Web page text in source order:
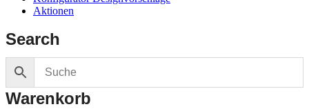
Aktionen
Search
Warenkorb